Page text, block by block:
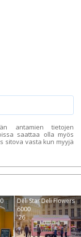
antamien tietojen
saattaa olla myös
sitova vasta kun myyjä
Deli Star Deli Flowers
6000
'26